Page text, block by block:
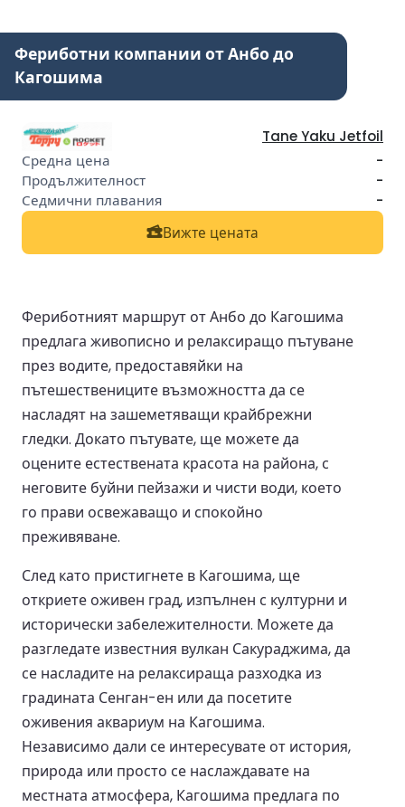
Фериботни компании от Анбо до
Кагошима
Tane Yaku Jetfoil
-
-
-
Вижте цената
Фериботният маршрут от Анбо до Кагошима
предлага живописно и релаксиращо пътуване
през водите, предоставяйки на
пътешествениците възможността да се
насладят на зашеметяващи крайбрежни
гледки. Докато пътувате, ще можете да
оцените естествената красота на района, с
неговите буйни пейзажи и чисти води, което
го прави освежаващо и спокойно
преживяване.
След като пристигнете в Кагошима, ще
откриете оживен град, изпълнен с културни и
исторически забележителности. Можете да
разгледате известния вулкан Сакураджима, да
се насладите на релаксираща разходка из
градината Сенган-ен или да посетите
оживения аквариум на Кагошима.
Независимо дали се интересувате от история,
природа или просто се наслаждавате на
местната атмосфера, Кагошима предлага по